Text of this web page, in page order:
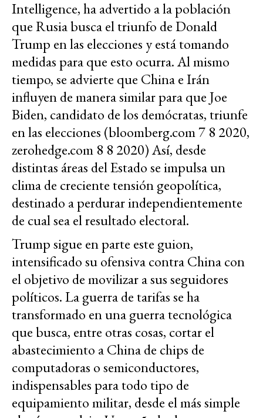
Intelligence, ha advertido a la población
que Rusia busca el triunfo de Donald
Trump en las elecciones y está tomando
medidas para que esto ocurra. Al mismo
tiempo, se advierte que China e Irán
influyen de manera similar para que Joe
Biden, candidato de los demócratas, triunfe
en las elecciones (bloomberg.com 7 8 2020,
zerohedge.com 8 8 2020) Así, desde
distintas áreas del Estado se impulsa un
clima de creciente tensión geopolítica,
destinado a perdurar independientemente
de cual sea el resultado electoral.
Trump sigue en parte este guion,
intensificado su ofensiva contra China con
el objetivo de movilizar a sus seguidores
políticos. La guerra de tarifas se ha
transformado en una guerra tecnológica
que busca, entre otras cosas, cortar el
abastecimiento a China de chips de
computadoras o semiconductores,
indispensables para todo tipo de
equipamiento militar, desde el más simple